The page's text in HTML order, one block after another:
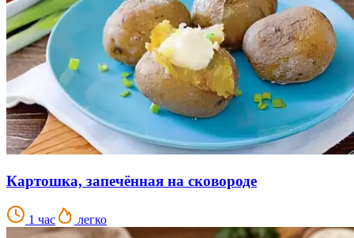
Картошка, запечённая на сковороде
1 час легко